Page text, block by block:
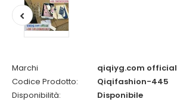
Marchi
qiqiyg.com official
Codice Prodotto:
Qiqifashion-445
Disponibilità:
Disponibile